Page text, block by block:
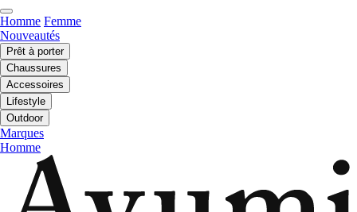
Homme Femme
Nouveautés
Prêt à porter
Chaussures
Accessoires
Lifestyle
Outdoor
Marques
Homme